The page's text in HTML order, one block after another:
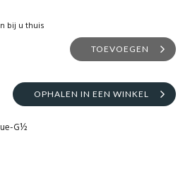
bij u thuis
TOEVOEGEN
OPHALEN IN EEN WINKEL
G½